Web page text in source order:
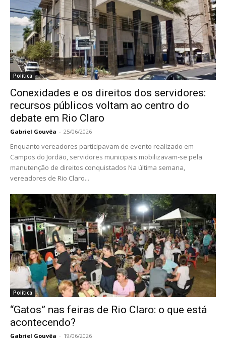
Política
Conexidades e os direitos dos servidores:
recursos públicos voltam ao centro do
debate em Rio Claro
Gabriel Gouvêa - 25/06/2026
Enquanto vereadores participavam de evento realizado em
Campos do Jordão, servidores municipais mobilizavam-se pela
manutenção de direitos conquistados Na última semana,
vereadores de Rio Claro...
Política
“Gatos” nas feiras de Rio Claro: o que está
acontecendo?
Gabriel Gouvêa - 19/06/2026